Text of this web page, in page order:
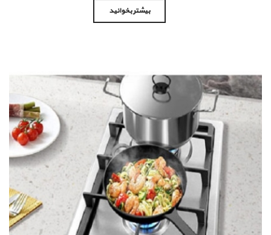
بیشتر بخوانید